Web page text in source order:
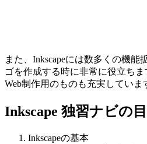
また、Inkscapeには数多くの機能
ゴを作成する時に非常に役立ち
Web制作用のものも充実していま
Inkscape 独習ナビの
Inkscapeの基本